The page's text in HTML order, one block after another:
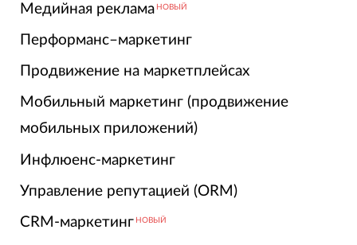
Медийная реклама НОВЫЙ
Перформанс–маркетинг
Продвижение на маркетплейсах
Мобильный маркетинг (продвижение
мобильных приложений)
Инфлюенс-маркетинг
Управление репутацией (ORM)
CRM-маркетинг НОВЫЙ